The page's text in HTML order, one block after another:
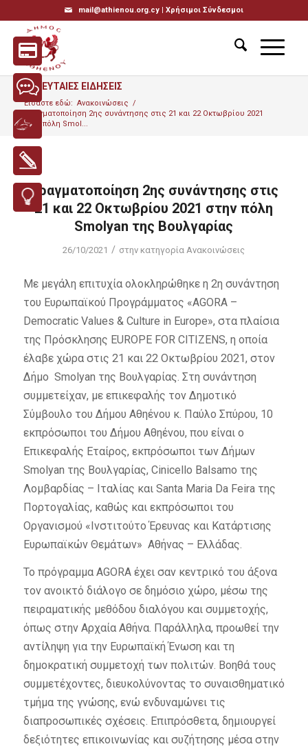
mail@athienou.org.cy | Χρήσιμοι Σύνδεσμοι
ΤΕΛΕΥΤΑΙΕΣ ΕΙΔΗΣΕΙΣ
Είσαστε εδώ: Ανακοινώσεις /
Πραγματοποίηση 2ης συνάντησης στις 21 και 22 Οκτωβρίου 2021
στην πόλη Smol...
Πραγματοποίηση 2ης συνάντησης στις
21 και 22 Οκτωβρίου 2021 στην πόλη
Smolyan της Βουλγαρίας
26/10/2021 / στην κατηγορίαΑνακοινώσεις
Με μεγάλη επιτυχία ολοκληρώθηκε η 2η συνάντηση
του Ευρωπαϊκού Προγράμματος «AGORA –
Democratic Values & Culture in Europe», στα πλαίσια
της Πρόσκλησης EUROPE FOR CITIZENS, η οποία
έλαβε χώρα στις 21 και 22 Οκτωβρίου 2021, στον
Δήμο Smolyan της Βουλγαρίας. Στη συνάντηση
συμμετείχαν, με επικεφαλής τον Δημοτικό
Σύμβουλο του Δήμου Αθηένου κ. Παύλο Σπύρου, 10
εκπρόσωποι του Δήμου Αθηένου, που είναι ο
Επικεφαλής Εταίρος, εκπρόσωποι των Δήμων
Smolyan της Βουλγαρίας, Cinicello Balsamo της
Λομβαρδίας – Ιταλίας και Santa Maria Da Feira της
Πορτογαλίας, καθώς και εκπρόσωποι του
Οργανισμού «Ινστιτούτο Έρευνας και Κατάρτισης
Ευρωπαϊκών Θεμάτων» Αθήνας – Ελλάδας.
Το πρόγραμμα AGORA έχει σαν κεντρικό του άξονα
τον ανοικτό διάλογο σε δημόσιο χώρο, μέσω της
πειραματικής μεθόδου διαλόγου και συμμετοχής,
όπως στην Αρχαία Αθήνα. Παράλληλα, προωθεί την
αντίληψη για την Ευρωπαϊκή Ένωση και τη
δημοκρατική συμμετοχή των πολιτών. Βοηθά τους
συμμετέχοντες, διευκολύνοντας το συναισθηματικό
τμήμα της γνώσης, ενώ ενδυναμώνει τις
διαπροσωπικές σχέσεις. Επιπρόσθετα, δημιουργεί
δεξιότητες επικοινωνίας και συζήτησης μέσα στην